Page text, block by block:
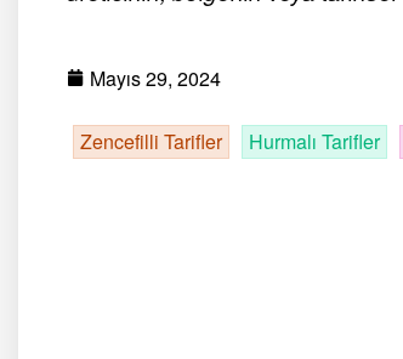
Mayıs 29, 2024
Zencefilli Tarifler Hurmalı Tarifler